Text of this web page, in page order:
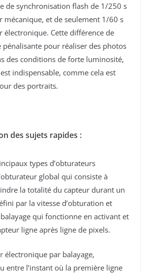
de synchronisation flash de 1/250 s
mécanique, et de seulement 1/60 s
électronique. Cette différence de
pénalisante pour réaliser des photos
des conditions de forte luminosité,
indispensable, comme cela est
des portraits.
des sujets rapides :
types d’obturateurs
global qui consiste à
la totalité du capteur durant un
par la vitesse d’obturation et
qui fonctionne en activant et
ligne après ligne de pixels.
électronique par balayage,
entre l’instant où la première ligne